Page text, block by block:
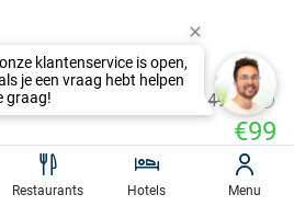
€149 ,50
€99
favorite_border
Restaurants Hotels Menu